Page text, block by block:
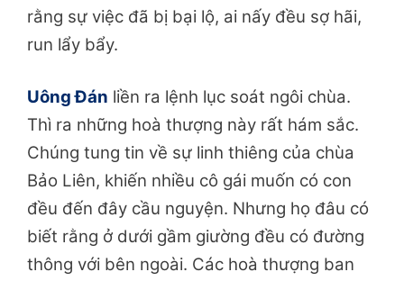
rằng sự việc đã bị bại lộ, ai nấy đều sợ hãi,
run lẩy bẩy.
Uông Đán liền ra lệnh lục soát ngôi chùa.
Thì ra những hoà thượng này rất hám sắc.
Chúng tung tin về sự linh thiêng của chùa
Bảo Liên, khiến nhiều cô gái muốn có con
đều đến đây cầu nguyện. Nhưng họ đâu có
biết rằng ở dưới gầm giường đều có đường
thông với bên ngoài. Các hoà thượng ban